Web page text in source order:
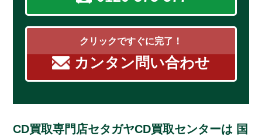
クリックですぐに完了！
カンタン問い合わせ
CD買取専門店セタガヤCD買取センターは 国